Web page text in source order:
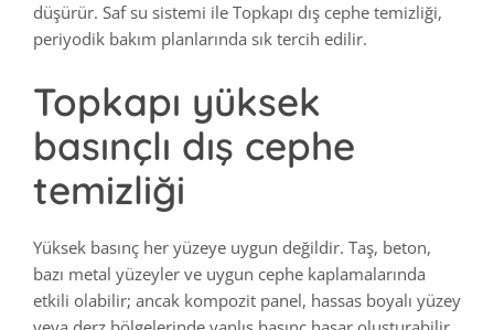
düşürür. Saf su sistemi ile Topkapı dış cephe temizliği,
periyodik bakım planlarında sık tercih edilir.
Topkapı yüksek
basınçlı dış cephe
temizliği
Yüksek basınç her yüzeye uygun değildir. Taş, beton,
bazı metal yüzeyler ve uygun cephe kaplamalarında
etkili olabilir; ancak kompozit panel, hassas boyalı yüzey